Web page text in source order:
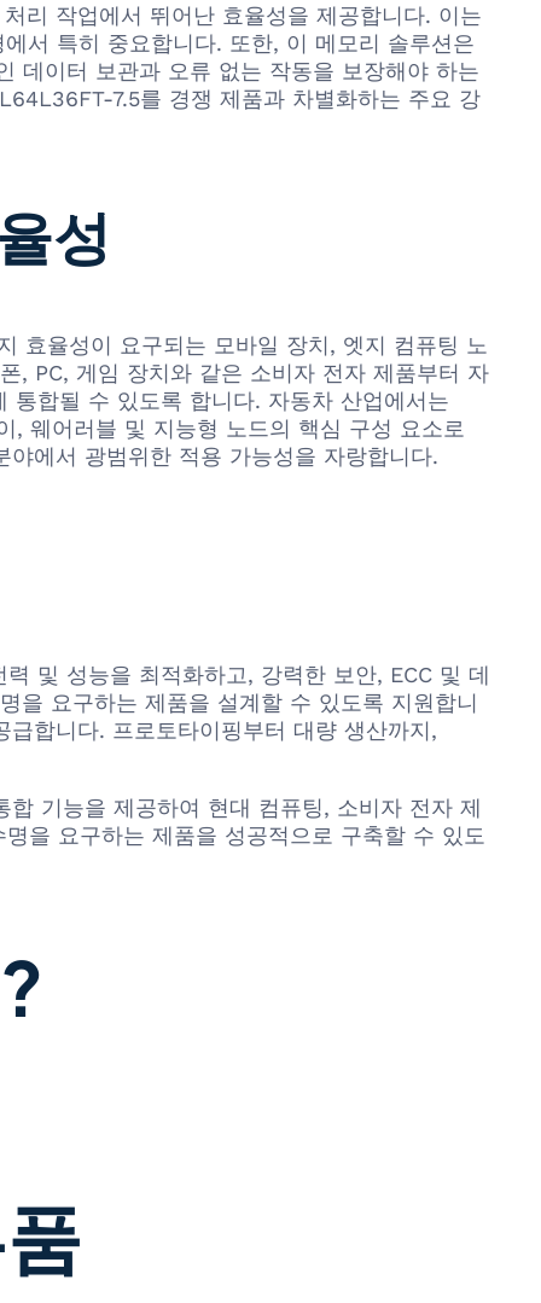
리 작업에서 뛰어난 효율성을 제공합니다. 이는
서 특히 중요합니다. 또한, 이 메모리 솔루션은
데이터 보관과 오류 없는 작동을 보장해야 하는
7.5를 경쟁 제품과 차별화하는 주요 강
성
효율성이 요구되는 모바일 장치, 엣지 컴퓨팅 노
, PC, 게임 장치와 같은 소비자 전자 제품부터 자
합될 수 있도록 합니다. 자동차 산업에서는
, 웨어러블 및 지능형 노드의 핵심 구성 요소로
에서 광범위한 적용 가능성을 자랑합니다.
및 성능을 최적화하고, 강력한 보안, ECC 및 데
을 요구하는 제품을 설계할 수 있도록 지원합니
합니다. 프로토타이핑부터 대량 생산까지,
기능을 제공하여 현대 컴퓨팅, 소비자 전자 제
을 요구하는 제품을 성공적으로 구축할 수 있도